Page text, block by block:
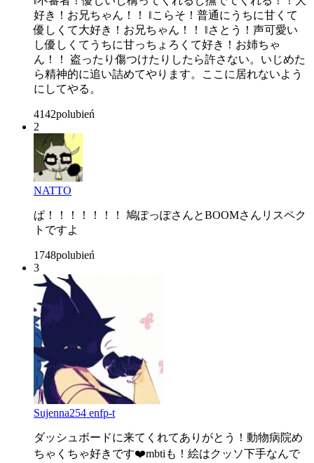
好き！お兄ちゃん！！ ‖こらそ！普通にうちに甘くて
優しくて大好き！お兄ちゃん！！ ‖さとう！声可愛い
し優しくてうちに甘っちょろくて好き！お姉ちゃ
ん！！ 盗ったり傷つけたりしたら許さない。いじめた
ら精神的に追い詰めてやります。ここに居れないよう
にしてやる。
4142polubień
2
NATTO
ぱ！！！！！！！ 鳩ぽっぽさんとBOOMさんリスペク
トですよ
1748polubień
3
Sujenna254 enfp-t
ダッシュボードに来てくれてありがとう！動物病院め
ちゃくちゃ好きです❤️mbtiも！絵はクッソ下手なんで